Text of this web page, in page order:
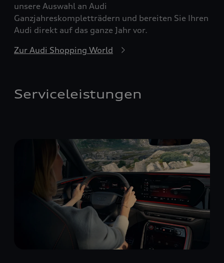
unsere Auswahl an Audi
Ganzjahreskompletträdern und bereiten Sie Ihren
Audi direkt auf das ganze Jahr vor.
Zur Audi Shopping World
Serviceleistungen